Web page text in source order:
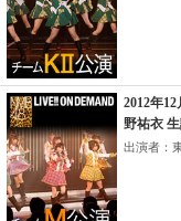
2012年
野祐衣
出演者：